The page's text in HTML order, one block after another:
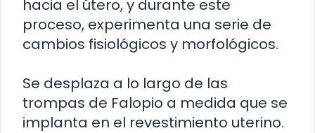
hacia el útero, y durante este
proceso, experimenta una serie de
cambios fisiológicos y morfológicos.
Se desplaza a lo largo de las
trompas de Falopio a medida que se
implanta en el revestimiento uterino.